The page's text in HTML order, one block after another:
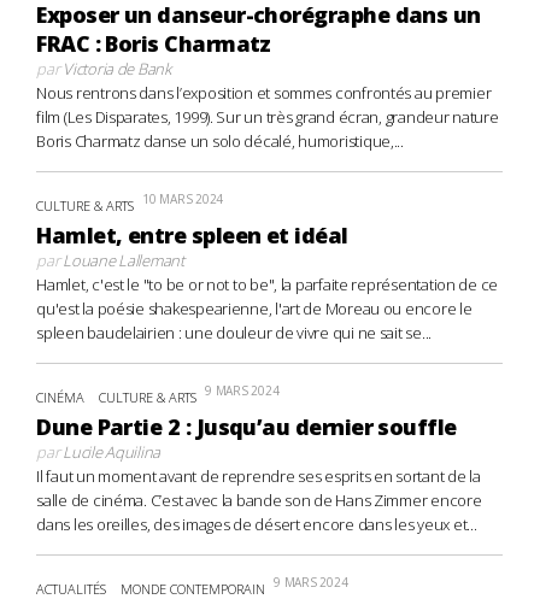
Exposer un danseur-chorégraphe dans un
FRAC : Boris Charmatz
parVictoria de Bank
Nous rentrons dans l’exposition et sommes confrontés au premier
film (Les Disparates, 1999). Sur un très grand écran, grandeur nature
Boris Charmatz danse un solo décalé, humoristique,...
CULTURE & ARTS 10 MARS 2024
Hamlet, entre spleen et idéal
parLouane Lallemant
Hamlet, c'est le "to be or not to be", la parfaite représentation de ce
qu'est la poésie shakespearienne, l'art de Moreau ou encore le
spleen baudelairien : une douleur de vivre qui ne sait se...
CINÉMA CULTURE & ARTS 9 MARS 2024
Dune Partie 2 : Jusqu’au dernier souffle
parLucile Aquilina
Il faut un moment avant de reprendre ses esprits en sortant de la
salle de cinéma. C’est avec la bande son de Hans Zimmer encore
dans les oreilles, des images de désert encore dans les yeux et...
ACTUALITÉS MONDE CONTEMPORAIN 9 MARS 2024